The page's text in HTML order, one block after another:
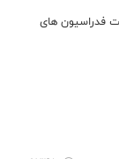
فعالیت فدراسیون های